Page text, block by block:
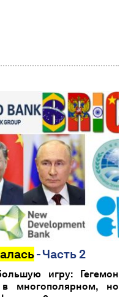
- Часть 2
игру: Гегемон
многополярном, но